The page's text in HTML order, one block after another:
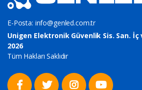
E-Posta: info@genled.com.tr
Unigen Elektronik Güvenlik Sis. San. İç
2026
Tüm Hakları Saklıdır